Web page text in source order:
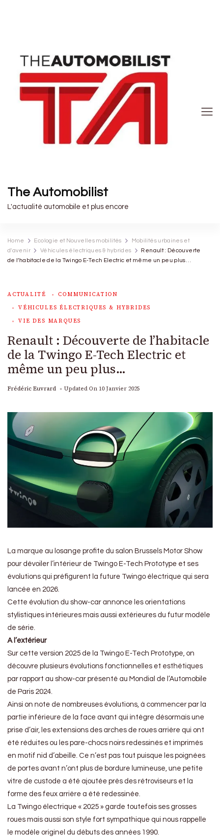
The Automobilist
L'actualité automobile et plus encore
Home Ecologie et Nouvelles mobilités
Mobilités urbaines et
d'avenir
Véhicules électriques & hybrides
Renault : Découverte
de l’habitacle de la Twingo E-Tech Electric et même un peu plus…
ACTUALITÉ
COMMUNICATION
VÉHICULES ÉLECTRIQUES & HYBRIDES
VIE DES MARQUES
Renault : Découverte de l’habitacle
de la Twingo E-Tech Electric et
même un peu plus…
Frédéric Euvrard Updated On 10 Janvier 2025
La marque au losange profite du salon Brussels Motor Show
pour dévoiler l’intérieur de Twingo E-Tech Prototype et ses
évolutions qui préfigurent la future Twingo électrique qui sera
lancée en 2026.
Cette évolution du show-car annonce les orientations
stylistiques intérieures mais aussi extérieures du futur modèle
de série.
A l’extérieur
Sur cette version 2025 de la Twingo E-Tech Prototype, on
découvre plusieurs évolutions fonctionnelles et esthétiques
par rapport au show-car présenté au Mondial de l’Automobile
de Paris 2024.
Ainsi on note de nombreuses évolutions, à commencer par la
partie inférieure de la face avant qui intègre désormais une
prise d’air, les extensions des arches de roues arrière qui ont
été réduites ou les pare-chocs noirs redessinés et imprimés
en motif nid d’abeille. Ce n’est pas tout puisque les poignées
de portes avant n’ont plus de bordure lumineuse, une petite
vitre de custode a été ajoutée près des rétroviseurs et la
forme des feux arrière a été redessinée.
La Twingo électrique « 2025 » garde toutefois ses grosses
roues mais aussi son style fort sympathique qui nous rappelle
le modèle originel du débuts des années 1990.